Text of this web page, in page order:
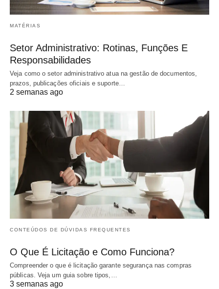
MATÉRIAS
Setor Administrativo: Rotinas, Funções E
Responsabilidades
Veja como o setor administrativo atua na gestão de documentos,
prazos, publicações oficiais e suporte…
2 semanas ago
CONTEÚDOS DE DÚVIDAS FREQUENTES
O Que É Licitação e Como Funciona?
Compreender o que é licitação garante segurança nas compras
públicas. Veja um guia sobre tipos,…
3 semanas ago